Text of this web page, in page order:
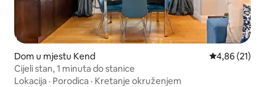
Dom u mjestu Kend Prosječna
4,86 (21)
Cijeli stan, 1 minuta do stanice
Lokacija · Porodica · Kretanje okruženjem